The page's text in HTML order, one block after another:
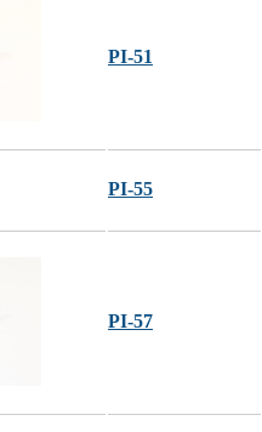
PI-51
PI-55
PI-57